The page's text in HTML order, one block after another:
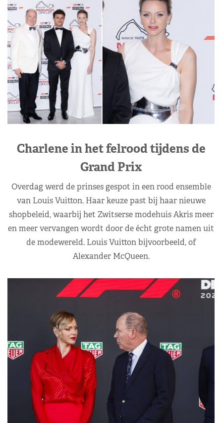
Charlene in het felrood tijdens de
Grand Prix
Overdag werd de prinses gespot in een rood ensemble
van Louis Vuitton. Haar keuze past bij haar nieuwe
shopbeleid, waarbij het Zwitserse modehuis Akris meer
en meer vervangen wordt door de écht grote namen uit
de modewereld. Louis Vuitton bijvoorbeeld, of
Alexander McQueen.